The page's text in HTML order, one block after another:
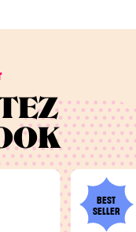
BEST
SELLER